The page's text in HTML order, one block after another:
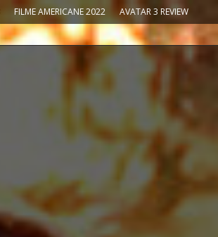
FILME AMERICANE 2022 AVATAR 3 REVIEW